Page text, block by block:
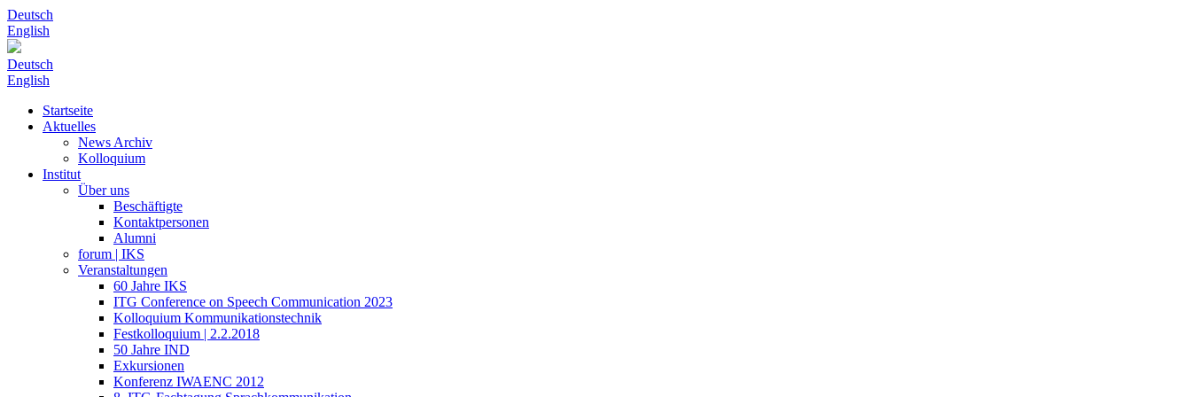
Deutsch
English
Deutsch
English
Startseite
Aktuelles
News Archiv
Kolloquium
Institut
Über uns
Beschäftigte
Kontaktpersonen
Alumni
forum | IKS
Veranstaltungen
60 Jahre IKS
ITG Conference on Speech Communication 2023
Kolloquium Kommunikationstechnik
Festkolloquium | 2.2.2018
50 Jahre IND
Exkursionen
Konferenz IWAENC 2012